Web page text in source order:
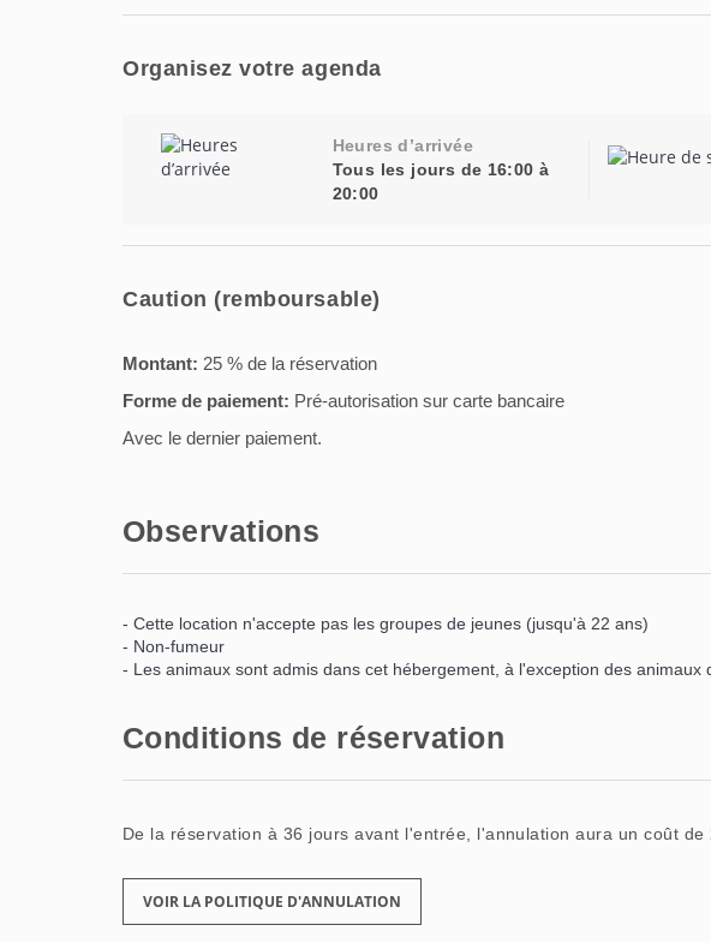
Organisez votre agenda
Heures d’arrivée
Tous les jours de 16:00 à
20:00
Caution (remboursable)
Montant: 25 % de la réservation
Forme de paiement: Pré-autorisation sur carte bancaire
Avec le dernier paiement.
Observations
- Cette location n'accepte pas les groupes de jeunes (jusqu'à 22 ans)
- Non-fumeur
- Les animaux sont admis dans cet hébergement, à l'exception des animaux
Conditions de réservation
De la réservation à 36 jours avant l'entrée, l'annulation aura un coût de
VOIR LA POLITIQUE D'ANNULATION